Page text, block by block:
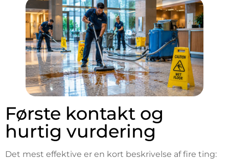
Første kontakt og
hurtig vurdering
Det mest effektive er en kort beskrivelse af fire ting: